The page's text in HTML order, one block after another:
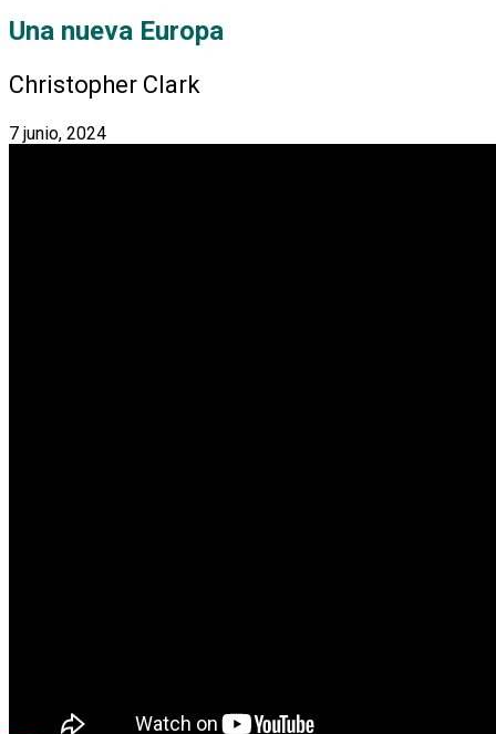
Una nueva Europa
Christopher Clark
7 junio, 2024